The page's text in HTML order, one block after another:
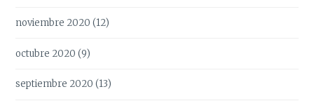
noviembre 2020 (12)
octubre 2020 (9)
septiembre 2020 (13)